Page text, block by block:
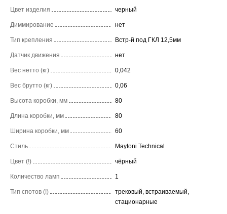
Цвет изделия черный
Диммирование нет
Тип крепления Встр-й под ГКЛ 12,5мм
Датчик движения нет
Вес нетто (кг) 0,042
Вес брутто (кг) 0,06
Высота коробки, мм 80
Длина коробки, мм 80
Ширина коробки, мм 60
Стиль Maytoni Technical
Цвет (!) чёрный
Количество ламп 1
Тип спотов (!)
трековый, встраиваемый,
стационарные